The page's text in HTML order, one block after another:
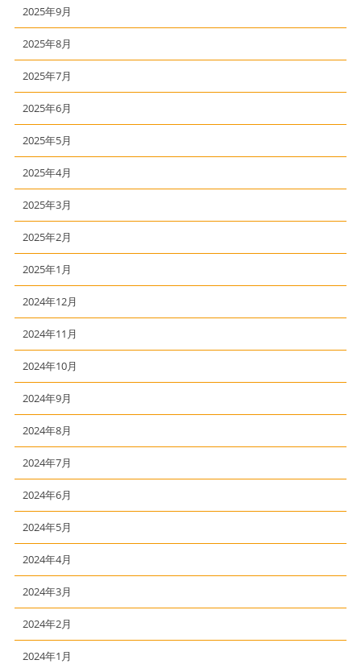
2025年9月
2025年8月
2025年7月
2025年6月
2025年5月
2025年4月
2025年3月
2025年2月
2025年1月
2024年12月
2024年11月
2024年10月
2024年9月
2024年8月
2024年7月
2024年6月
2024年5月
2024年4月
2024年3月
2024年2月
2024年1月